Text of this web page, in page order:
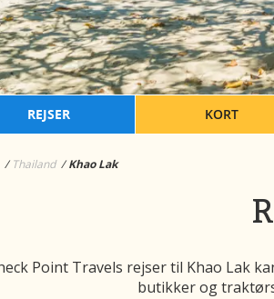
REJSER KORT
Thailand Khao Lak
Point Travels rejser til Khao Lak
butikker og